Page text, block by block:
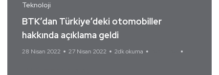
Teknoloji
BTK’dan Türkiye’deki otomobiller
hakkında açıklama geldi
28 Nisan 2022 27 Nisan 2022 2dk okuma